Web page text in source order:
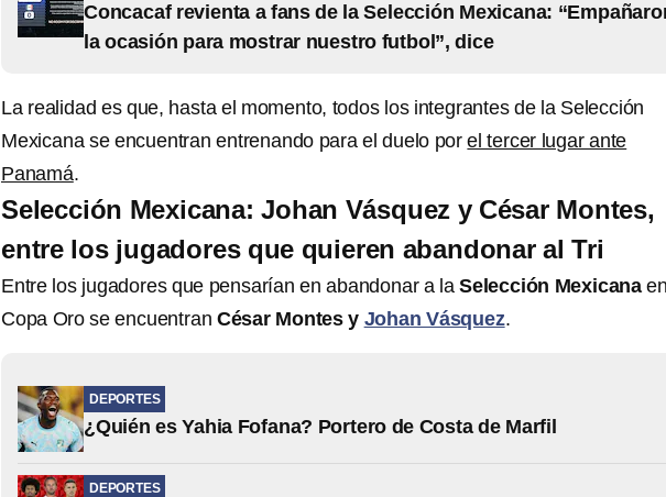
Concacaf revienta a fans de la Selección Mexicana:
la ocasión para mostrar nuestro futbol”, dice
La realidad es que, hasta el momento, todos los integrantes de la Selección
Mexicana se encuentran entrenando para el duelo porel tercer lugar ante
Panamá.
Selección Mexicana: Johan Vásquez y César Montes,
entre los jugadores que quieren abandonar al Tri
Entre los jugadores que pensarían en abandonar a la Selección Mexicana
Copa Oro se encuentran César Montes y Johan Vásquez.
DEPORTES
¿Quién es Yahia Fofana? Portero de Costa de Marfil
DEPORTES